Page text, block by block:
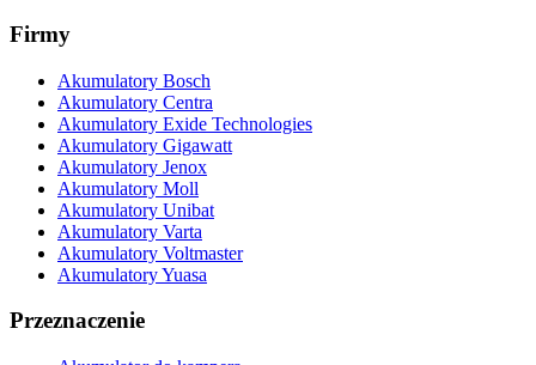
Firmy
Akumulatory Bosch
Akumulatory Centra
Akumulatory Exide Technologies
Akumulatory Gigawatt
Akumulatory Jenox
Akumulatory Moll
Akumulatory Unibat
Akumulatory Varta
Akumulatory Voltmaster
Akumulatory Yuasa
Przeznaczenie